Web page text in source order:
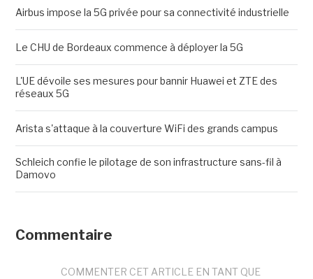
Airbus impose la 5G privée pour sa connectivité industrielle
Le CHU de Bordeaux commence à déployer la 5G
L'UE dévoile ses mesures pour bannir Huawei et ZTE des
réseaux 5G
Arista s'attaque à la couverture WiFi des grands campus
Schleich confie le pilotage de son infrastructure sans-fil à
Damovo
Commentaire
COMMENTER CET ARTICLE EN TANT QUE